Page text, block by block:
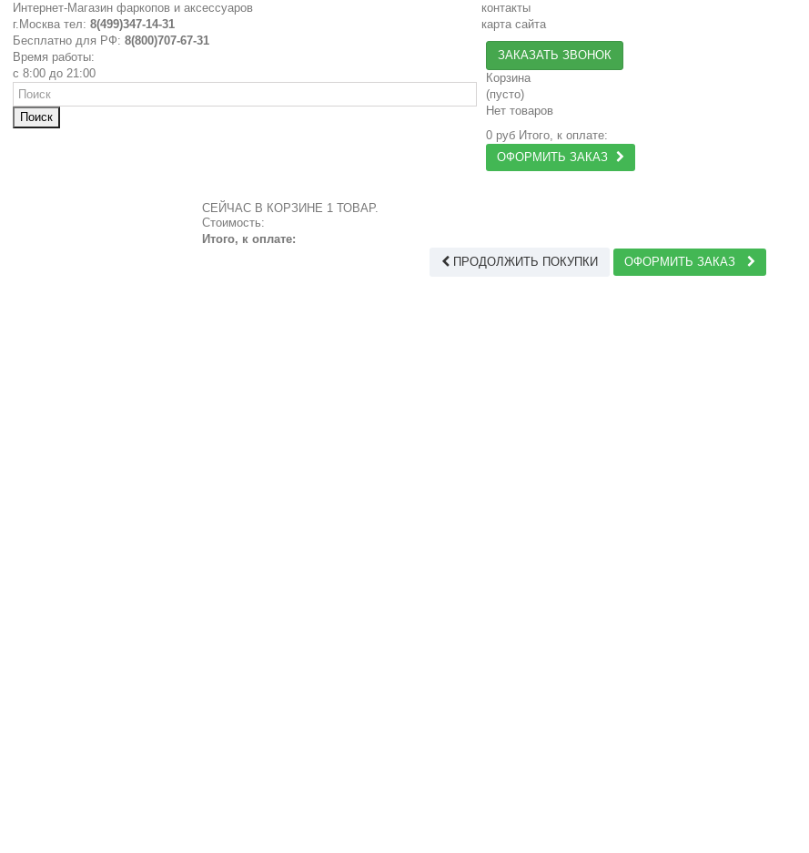
Интернет-Магазин фаркопов и аксессуаров
г.Москва тел: 8(499)347-14-31
Бесплатно для РФ: 8(800)707-67-31
Время работы:
с 8:00 до 21:00
Поиск
контакты
карта сайта
ЗАКАЗАТЬ ЗВОНОК
Корзина
(пусто)
Нет товаров
0 руб Итого, к оплате:
ОФОРМИТЬ ЗАКАЗ
СЕЙЧАС В КОРЗИНЕ 1 ТОВАР.
Стоимость:
Итого, к оплате:
ПРОДОЛЖИТЬ ПОКУПКИ
ОФОРМИТЬ ЗАКАЗ